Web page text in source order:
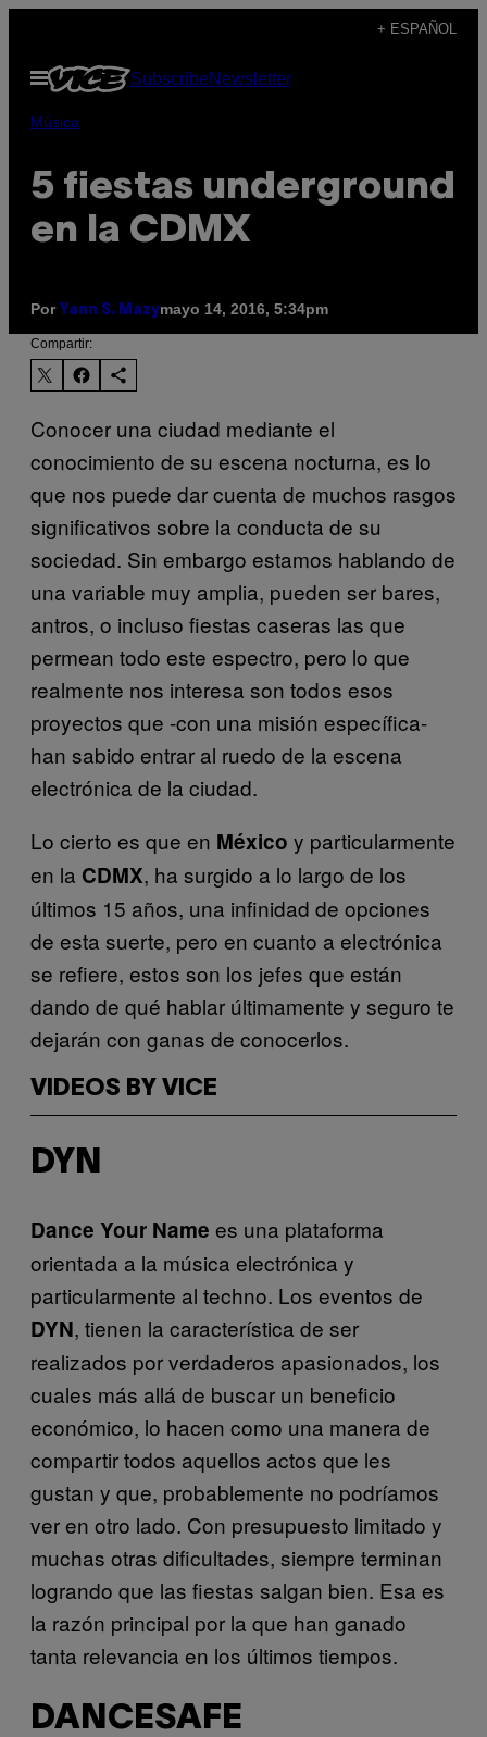
contenido
+ ESPAÑOL
Abrir
Menú
SubscribeNewsletter
Música
5 fiestas underground
en la CDMX
Por Yann S. Mazymayo 14, 2016, 5:34pm
Compartir:
Conocer una ciudad mediante el
conocimiento de su escena nocturna, es lo
que nos puede dar cuenta de muchos rasgos
significativos sobre la conducta de su
sociedad. Sin embargo estamos hablando de
una variable muy amplia, pueden ser bares,
antros, o incluso fiestas caseras las que
permean todo este espectro, pero lo que
realmente nos interesa son todos esos
proyectos que -con una misión específica-
han sabido entrar al ruedo de la escena
electrónica de la ciudad.
Lo cierto es que en México y particularmente
en la CDMX, ha surgido a lo largo de los
últimos 15 años, una infinidad de opciones
de esta suerte, pero en cuanto a electrónica
se refiere, estos son los jefes que están
dando de qué hablar últimamente y seguro te
dejarán con ganas de conocerlos.
VIDEOS BY VICE
DYN
Dance Your Name es una plataforma
orientada a la música electrónica y
particularmente al techno. Los eventos de
DYN, tienen la característica de ser
realizados por verdaderos apasionados, los
cuales más allá de buscar un beneficio
económico, lo hacen como una manera de
compartir todos aquellos actos que les
gustan y que, probablemente no podríamos
ver en otro lado. Con presupuesto limitado y
muchas otras dificultades, siempre terminan
logrando que las fiestas salgan bien. Esa es
la razón principal por la que han ganado
tanta relevancia en los últimos tiempos.
DANCESAFE